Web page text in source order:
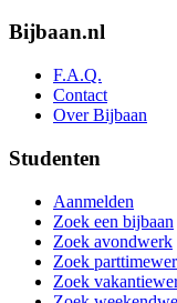
Bijbaan.nl
F.A.Q.
Contact
Over Bijbaan
Studenten
Aanmelden
Zoek een bijbaan
Zoek avondwerk
Zoek
Zoek